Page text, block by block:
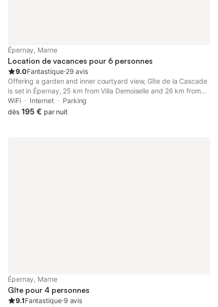
Épernay, Marne
Location de vacances pour 6 personnes
9.0Fantastique⋅29 avis
Offering a garden and inner courtyard view, Gîte de la Cascade
is set in Épernay, 25 km from Villa Demoiselle and 26 km from
Chemin-Vert Garden City. This property offers access to a
terrace, free private parking and free WiFi.
WiFi Internet
Parking
dès 195 € par nuit
Épernay, Marne
Gîte pour 4 personnes
9.1Fantastique⋅9 avis